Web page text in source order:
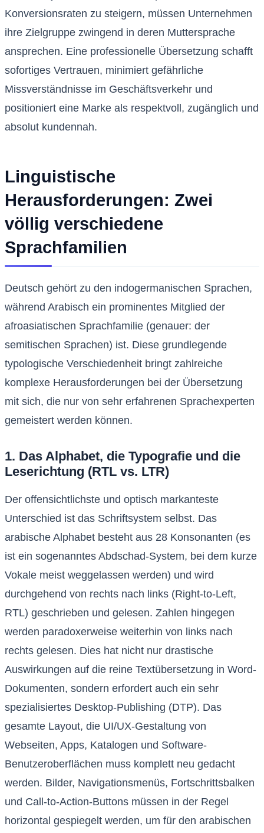
Konversionsraten zu steigern, müssen Unternehmen
ihre Zielgruppe zwingend in deren Muttersprache
ansprechen. Eine professionelle Übersetzung schafft
sofortiges Vertrauen, minimiert gefährliche
Missverständnisse im Geschäftsverkehr und
positioniert eine Marke als respektvoll, zugänglich und
absolut kundennah.
Linguistische
Herausforderungen: Zwei
völlig verschiedene
Sprachfamilien
Deutsch gehört zu den indogermanischen Sprachen,
während Arabisch ein prominentes Mitglied der
afroasiatischen Sprachfamilie (genauer: der
semitischen Sprachen) ist. Diese grundlegende
typologische Verschiedenheit bringt zahlreiche
komplexe Herausforderungen bei der Übersetzung
mit sich, die nur von sehr erfahrenen Sprachexperten
gemeistert werden können.
1. Das Alphabet, die Typografie und die
Leserichtung (RTL vs. LTR)
Der offensichtlichste und optisch markanteste
Unterschied ist das Schriftsystem selbst. Das
arabische Alphabet besteht aus 28 Konsonanten (es
ist ein sogenanntes Abdschad-System, bei dem kurze
Vokale meist weggelassen werden) und wird
durchgehend von rechts nach links (Right-to-Left,
RTL) geschrieben und gelesen. Zahlen hingegen
werden paradoxerweise weiterhin von links nach
rechts gelesen. Dies hat nicht nur drastische
Auswirkungen auf die reine Textübersetzung in Word-
Dokumenten, sondern erfordert auch ein sehr
spezialisiertes Desktop-Publishing (DTP). Das
gesamte Layout, die UI/UX-Gestaltung von
Webseiten, Apps, Katalogen und Software-
Benutzeroberflächen muss komplett neu gedacht
werden. Bilder, Navigationsmenüs, Fortschrittsbalken
und Call-to-Action-Buttons müssen in der Regel
horizontal gespiegelt werden, um für den arabischen